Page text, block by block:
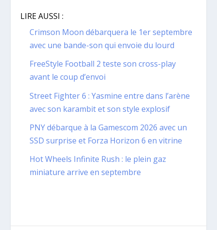
LIRE AUSSI :
Crimson Moon débarquera le 1er septembre
avec une bande-son qui envoie du lourd
FreeStyle Football 2 teste son cross-play
avant le coup d’envoi
Street Fighter 6 : Yasmine entre dans l’arène
avec son karambit et son style explosif
PNY débarque à la Gamescom 2026 avec un
SSD surprise et Forza Horizon 6 en vitrine
Hot Wheels Infinite Rush : le plein gaz
miniature arrive en septembre